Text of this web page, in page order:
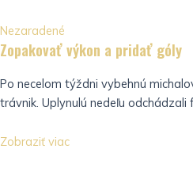
Nezaradené
Zopakovať výkon a pridať góly
Po necelom týždni vybehnú
trávnik. Uplynulú nedeľu odchádzali
Zobraziť viac